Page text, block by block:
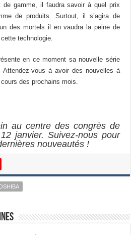
de gamme, il faudra savoir à quel prix
de produits. Surtout, il s’agira de
des mortels il en vaudra la peine de
technologie.
en ce moment sa nouvelle série
vous à avoir des nouvelles à
des prochains mois.
au centre des congrès de
janvier. Suivez-nous pour
nouveautés !